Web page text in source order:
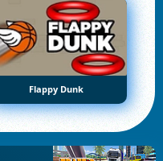
Flappy Dunk